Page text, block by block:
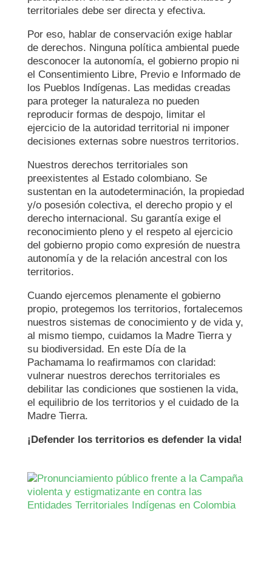
territoriales debe ser directa y efectiva.
Por eso, hablar de conservación exige hablar
de derechos. Ninguna política ambiental puede
desconocer la autonomía, el gobierno propio ni
el Consentimiento Libre, Previo e Informado de
los Pueblos Indígenas. Las medidas creadas
para proteger la naturaleza no pueden
reproducir formas de despojo, limitar el
ejercicio de la autoridad territorial ni imponer
decisiones externas sobre nuestros territorios.
Nuestros derechos territoriales son
preexistentes al Estado colombiano. Se
sustentan en la autodeterminación, la propiedad
y/o posesión colectiva, el derecho propio y el
derecho internacional. Su garantía exige el
reconocimiento pleno y el respeto al ejercicio
del gobierno propio como expresión de nuestra
autonomía y de la relación ancestral con los
territorios.
Cuando ejercemos plenamente el gobierno
propio, protegemos los territorios, fortalecemos
nuestros sistemas de conocimiento y de vida y,
al mismo tiempo, cuidamos la Madre Tierra y
su biodiversidad. En este Día de la
Pachamama lo reafirmamos con claridad:
vulnerar nuestros derechos territoriales es
debilitar las condiciones que sostienen la vida,
el equilibrio de los territorios y el cuidado de la
Madre Tierra.
¡Defender los territorios es defender la vida!